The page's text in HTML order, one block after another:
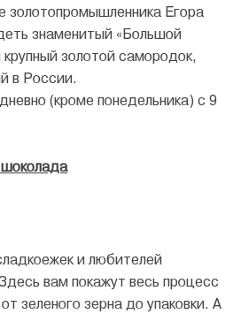
Егора
знаменитый «Большой
крупный золотой самородок,
в России.
(кроме понедельника) с 9
и любителей
вам покажут весь процесс
зеленого зерна до упаковки. А